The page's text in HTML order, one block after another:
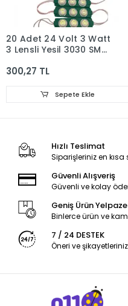
20 Adet 24 Volt 3 Watt
3 Lensli Yeşil 3030 SMD
300,27 TL
Sepete Ekle
Hızlı Teslimat
Siparişleriniz en kısa
Güvenli Alışveriş
Güvenli ve kolay
Geniş Ürün
Binlerce ürün ve
7 / 24 DESTEK
Öneri ve